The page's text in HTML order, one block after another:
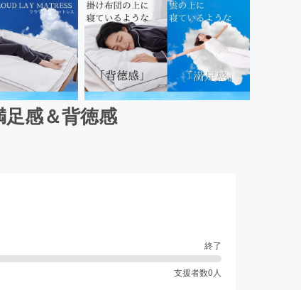
感＆背徳感
終了
支援者数0 人